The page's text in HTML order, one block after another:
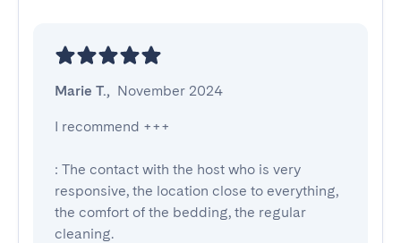
Marie T., November 2024
I recommend +++
: The contact with the host who is very
responsive, the location close to everything,
the comfort of the bedding, the regular
cleaning.